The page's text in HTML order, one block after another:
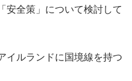
安全策」について検討して
イルランドに国境線を持つ